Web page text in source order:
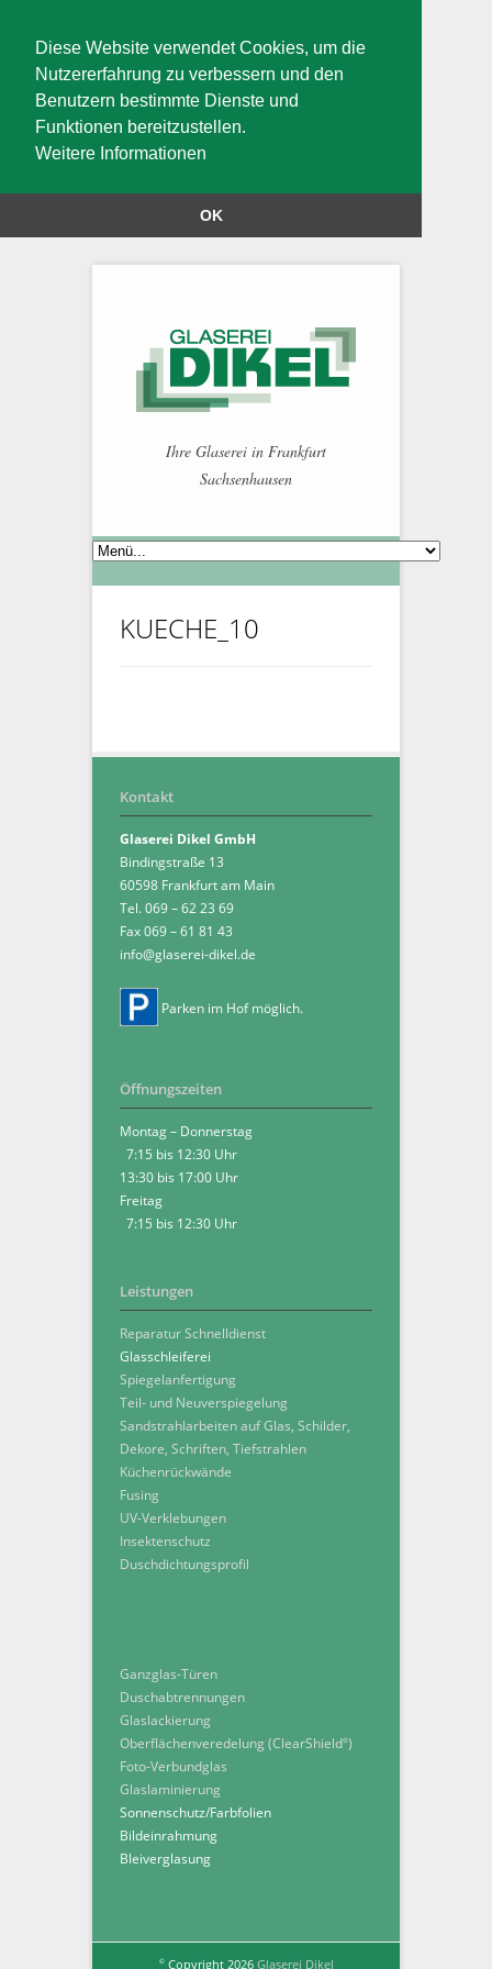
Diese Website verwendet Cookies, um die
Nutzererfahrung zu verbessern und den
Benutzern bestimmte Dienste und
Funktionen bereitzustellen.
Weitere Informationen
OK
Ihre Glaserei in Frankfurt
Sachsenhausen
KUECHE_10
Kontakt
Glaserei Dikel GmbH
Bindingstraße 13
60598 Frankfurt am Main
Tel. 069 – 62 23 69
Fax 069 – 61 81 43
info@glaserei-dikel.de
Parken im Hof möglich.
Öffnungszeiten
Montag – Donnerstag
7:15 bis 12:30 Uhr
13:30 bis 17:00 Uhr
Freitag
7:15 bis 12:30 Uhr
Leistungen
Reparatur Schnelldienst
Glasschleiferei
Spiegelanfertigung
Teil- und Neuverspiegelung
Sandstrahlarbeiten auf Glas, Schilder,
Dekore, Schriften, Tiefstrahlen
Küchenrückwände
Fusing
UV-Verklebungen
Insektenschutz
Duschdichtungsprofil
Ganzglas-Türen
Duschabtrennungen
Glaslackierung
Oberflächenveredelung (ClearShield®)
Foto-Verbundglas
Glaslaminierung
Sonnenschutz/Farbfolien
Bildeinrahmung
Bleiverglasung
©Copyright 2026 Glaserei Dikel